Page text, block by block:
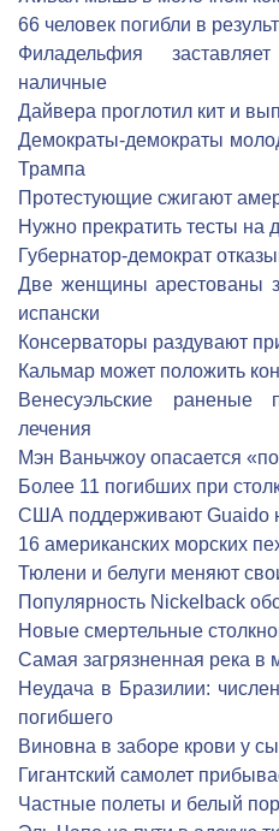
66 человек погибли в
Филадельфия
наличные
Дайвера проглотил кит и
Демократы-демократы
Трампа
Протестующие сжигают
Нужно прекратить тесты на
Губернатор-демократ
Две женщины арестованы
испански
Консерваторы раздувают
Кальмар может положить
Венесуэльские раненые
лечения
Мэн Ваньчжоу опасается
Более 11 погибших при
США поддерживают Guaido
16 американских морских
Тюлени и белуги меняют
Популярность Nickelback
Новые смертельные
Самая загрязненная река в
Неудача в Бразилии:
погибшего
Виновна в заборе крови у
Гигантский самолет
Частные полеты и белый